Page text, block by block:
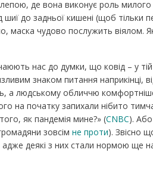
де вона виконує роль
шиї до задньої кишені (щоб тільки
маска чудово послужить віялом.
нас до думки, що ковід – у
знаком питання наприкінці,
а людcькому обличчю
на початку запихали нібито
як пандемія мине?» (CNBC).
зовсім не проти). Звісно
деякі з них стали нормою ще